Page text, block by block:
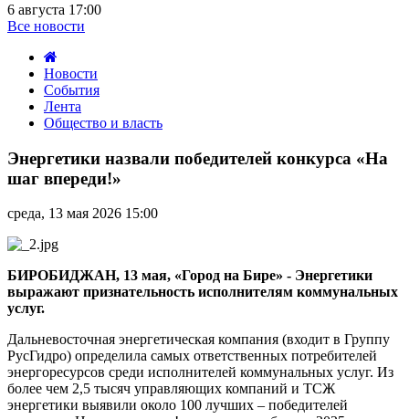
6 августа 17:00
Все новости
Новости
События
Лента
Общество и власть
назвали
победителей
конкурса
шаг
Энергетики назвали победителей конкурса «На
шаг впереди!»
среда, 13 мая 2026 15:00
БИРОБИДЖАН, 13 мая, «Город на Бире» - Энергетики
выражают признательность исполнителям коммунальных
услуг.
Дальневосточная энергетическая компания (входит в Группу
РусГидро) определила самых ответственных потребителей
энергоресурсов среди исполнителей коммунальных услуг. Из
более чем 2,5 тысяч управляющих компаний и ТСЖ
энергетики выявили около 100 лучших – победителей